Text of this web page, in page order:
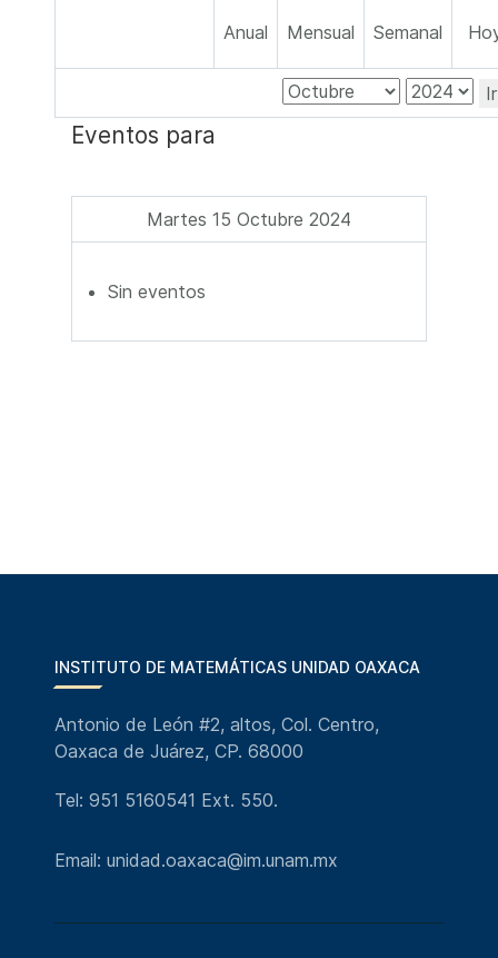
Anual Mensual Semanal
Eventos para
Martes 15 Octubre 2024
Sin eventos
INSTITUTO DE MATEMÁTICAS UNIDAD OAXACA
Antonio de León #2, altos, Col. Centro,
Oaxaca de Juárez, CP. 68000
Tel: 951 5160541 Ext. 550.
Email: unidad.oaxaca@im.unam.mx